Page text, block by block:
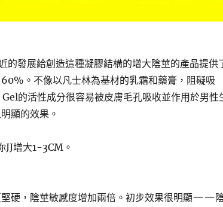
的發展給創造這種凝膠結構的增大陰莖的產品提供
。不像以凡士林為基材的乳霜和藥膏，阻礙吸
的活性成分很容易被皮膚毛孔吸收並作用於男性
顯的效果。
增大1-3CM。
堅硬，陰莖敏感度增加兩倍。初步效果很明顯——